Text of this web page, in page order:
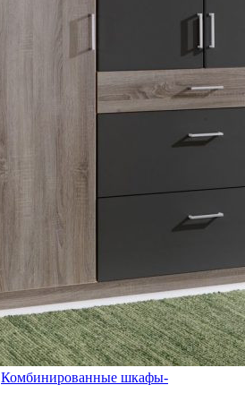
Комбинированные шкафы-